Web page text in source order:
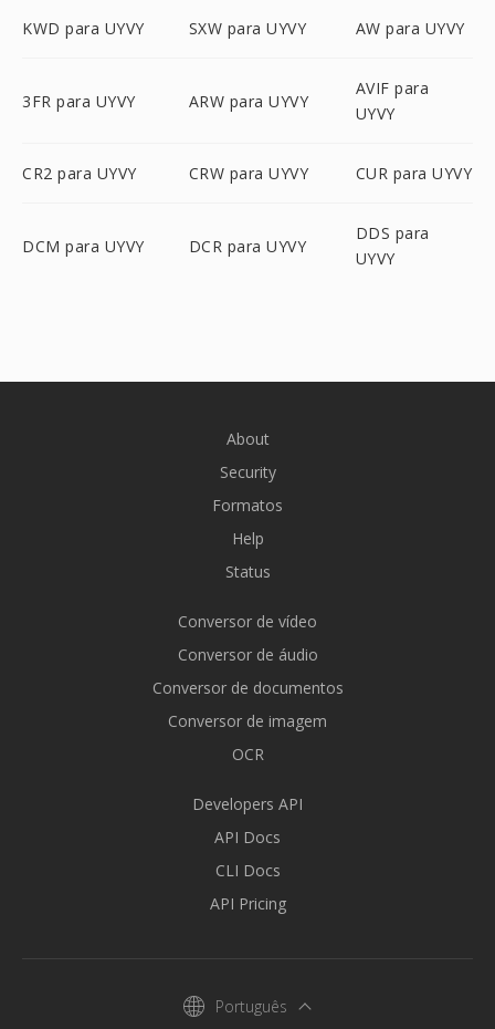
KWD para UYVY SXW para UYVY AW para UYVY
3FR para UYVY ARW para UYVY
AVIF para
UYVY
CR2 para UYVY CRW para UYVY CUR para UYVY
DCM para UYVY DCR para UYVY
DDS para
UYVY
About
Security
Formatos
Help
Status
Conversor de vídeo
Conversor de áudio
Conversor de documentos
Conversor de imagem
OCR
Developers API
API Docs
CLI Docs
API Pricing
Português